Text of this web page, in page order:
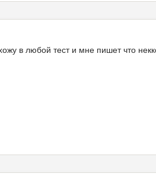
в любой тест и мне пишет что